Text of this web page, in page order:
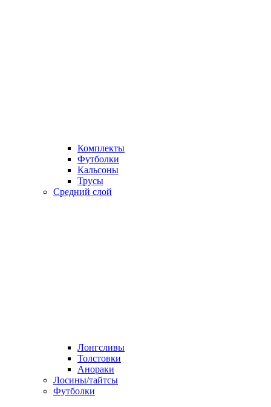
Комплекты
Футболки
Кальсоны
Трусы
Средний слой
Лонгсливы
Толстовки
Анораки
Лосины/тайтсы
Футболки